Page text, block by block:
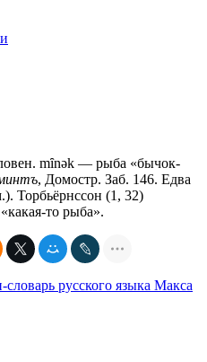
mȋnǝk — рыба «бычок-
, Домостр. Заб. 146. Едва
Торбьёрнссон (1, 32)
то рыба».
русского языка Макса